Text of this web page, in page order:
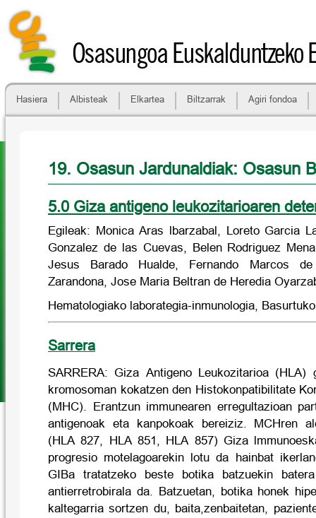
Osasungoa Euskalduntzeko
Hasiera Albisteak Elkartea Biltzarrak Agiri fondoa
19. Osasun Jardunaldiak: Osasun
5.0 Giza antigeno leukozitarioaren
Egileak: Monica Aras lbarzabal, Loreto Garcia
Gonzalez de las Cuevas, Belen Rodriguez
Jesus Barado Hualde, Fernando Marcos
Zarandona, Jose Maria Beltran de Heredia
Hematologiako laborategia-inmunologia,
Sarrera
SARRERA: Giza Antigeno Leukozitarioa
kromosoman kokatzen den Histokonpatibilitate
(MHC). Erantzun immunearen erregultazioan
antigenoak eta kanpokoak bereiziz. MCHren
(HLA 827, HLA 851, HLA 857) Giza
progresio motelagoarekin lotu da hainbat
GIBa tratatzeko beste botika batzuekin
antierretrobirala da. Batzuetan, botika honek
kaltegarria sortzen du, baita,zenbaitetan,